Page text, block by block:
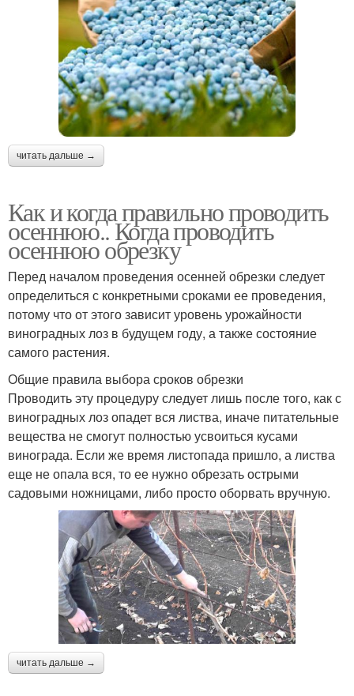
читать дальше →
Как и когда правильно проводить
осеннюю.. Когда проводить
осеннюю обрезку
Перед началом проведения осенней обрезки следует
определиться с конкретными сроками ее проведения,
потому что от этого зависит уровень урожайности
виноградных лоз в будущем году, а также состояние
самого растения.
Общие правила выбора сроков обрезки
Проводить эту процедуру следует лишь после того, как с
виноградных лоз опадет вся листва, иначе питательные
вещества не смогут полностью усвоиться кусами
винограда. Если же время листопада пришло, а листва
еще не опала вся, то ее нужно обрезать острыми
садовыми ножницами, либо просто оборвать вручную.
читать дальше →